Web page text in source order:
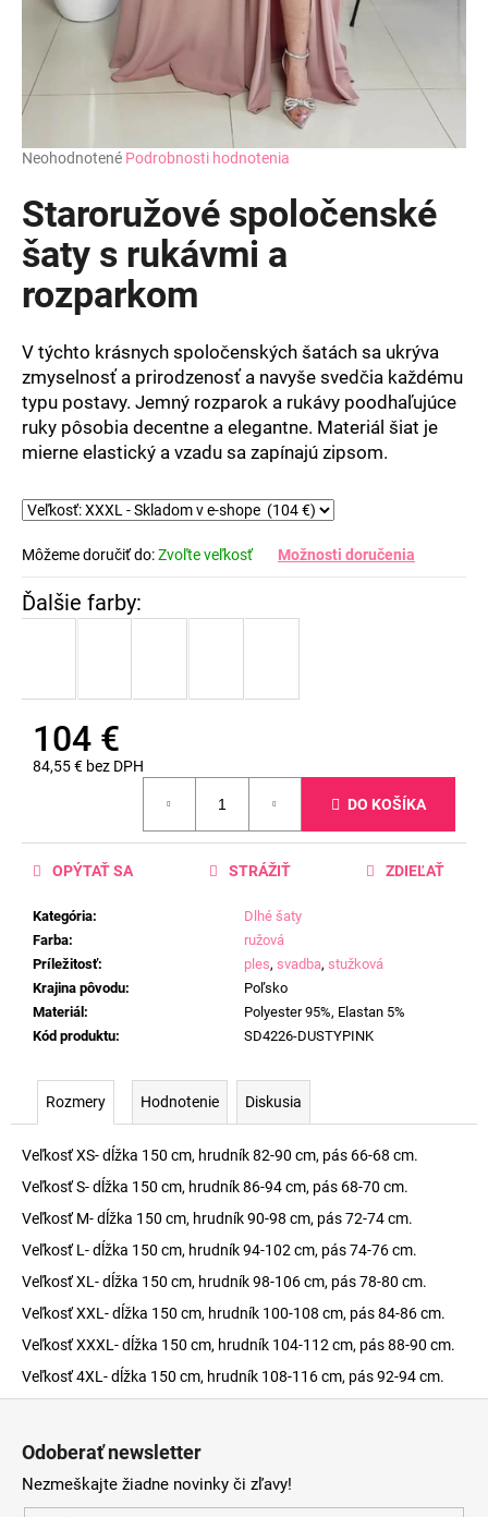
Priemerné
produktu
je
0,0
z
hviezdičiek.
Neohodnotené Podrobnosti hodnotenia
Staroružové spoločenské
šaty s rukávmi a
rozparkom
V týchto krásnych spoločenských šatách sa ukrýva
zmyselnosť a prirodzenosť a navyše svedčia každému
typu postavy. Jemný rozparok a rukávy poodhaľujúce
ruky pôsobia decentne a elegantne. Materiál šiat je
mierne elastický a vzadu sa zapínajú zipsom.
Môžeme doručiť do:Zvoľte veľkosť Možnosti doručenia
104 €
84,55 € bez DPH
DO KOŠÍKA
Kategória:
Dlhé šaty
Farba:
ružová
Príležitosť: ples, svadba, stužková
Krajina pôvodu:
Poľsko
Materiál :
Polyester 95%, Elastan 5%
Kód produktu: SD4226-DUSTYPINK
OPÝTAŤ SA STRÁŽIŤ ZDIEĽAŤ
Rozmery Hodnotenie Diskusia
Veľkosť XS- dĺžka 150 cm, hrudník 82-90 cm, pás 66-68 cm.
Veľkosť S- dĺžka 150 cm, hrudník 86-94 cm, pás 68-70 cm.
Veľkosť M- dĺžka 150 cm, hrudník 90-98 cm, pás 72-74 cm.
Veľkosť L- dĺžka 150 cm, hrudník 94-102 cm, pás 74-76 cm.
Veľkosť XL- dĺžka 150 cm, hrudník 98-106 cm, pás 78-80 cm.
Veľkosť XXL- dĺžka 150 cm, hrudník 100-108 cm, pás 84-86 cm.
Veľkosť XXXL- dĺžka 150 cm, hrudník 104-112 cm, pás 88-90 cm.
Veľkosť 4XL- dĺžka 150 cm, hrudník 108-116 cm, pás 92-94 cm.
Odoberať newsletter
Nezmeškajte žiadne novinky či zľavy!